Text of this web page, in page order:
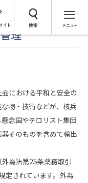
検 索
理
における平和と安全の
物・技術などが、核兵
念国やテロリスト集団
そのものを含めて輸出
為法第25条薬務取引
定されています。外為